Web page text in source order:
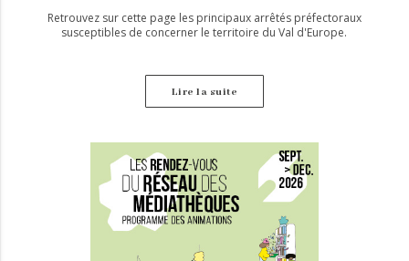
Retrouvez sur cette page les principaux arrêtés préfectoraux
susceptibles de concerner le territoire du Val d'Europe.
Lire la suite